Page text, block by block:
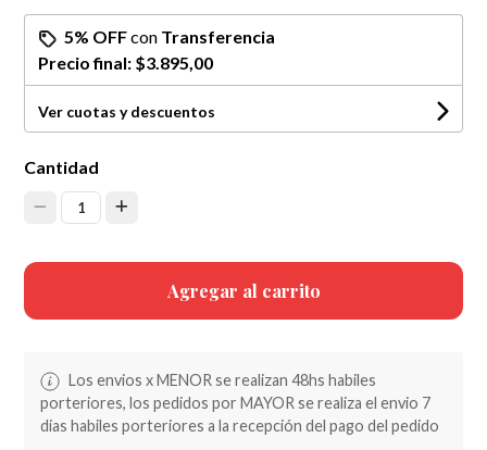
5% OFFcon Transferencia
Precio final: $3.895,00
Ver cuotas y descuentos
Cantidad
1
Agregar al carrito
Los envios x MENOR se realizan 48hs habiles
porteriores, los pedidos por MAYOR se realiza el envio 7
dias habiles porteriores a la recepción del pago del pedido